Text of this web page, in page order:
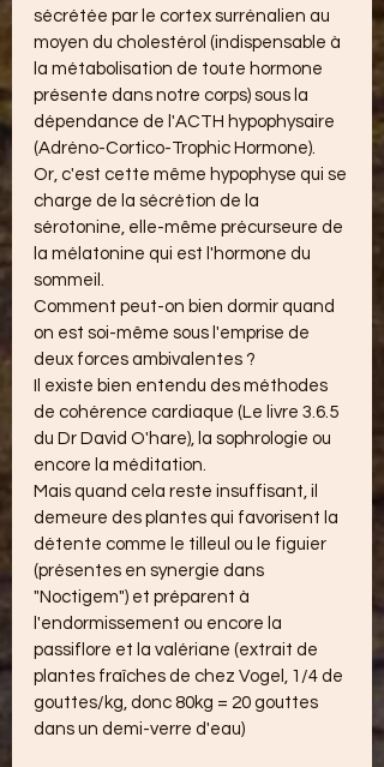
sécrétée par le cortex surrénalien au
moyen du cholestérol (indispensable à
la métabolisation de toute hormone
présente dans notre corps) sous la
dépendance de l'ACTH hypophysaire
(Adréno-Cortico-Trophic Hormone).
Or, c'est cette même hypophyse qui se
charge de la sécrétion de la
sérotonine, elle-même précurseure de
la mélatonine qui est l'hormone du
sommeil.
Comment peut-on bien dormir quand
on est soi-même sous l'emprise de
deux forces ambivalentes ?
Il existe bien entendu des méthodes
de cohérence cardiaque (Le livre 3.6.5
du Dr David O'hare), la sophrologie ou
encore la méditation.
Mais quand cela reste insuffisant, il
demeure des plantes qui favorisent la
détente comme le tilleul ou le figuier
(présentes en synergie dans
"Noctigem") et préparent à
l'endormissement ou encore la
passiflore et la valériane (extrait de
plantes fraîches de chez Vogel, 1/4 de
gouttes/kg, donc 80kg = 20 gouttes
dans un demi-verre d'eau)